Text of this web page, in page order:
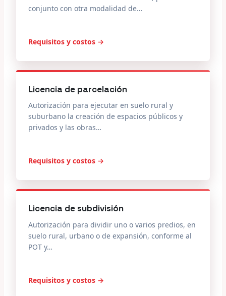
conjunto con otra modalidad de…
Requisitos y costos →
Licencia de parcelación
Autorización para ejecutar en suelo rural y
suburbano la creación de espacios públicos y
privados y las obras…
Requisitos y costos →
Licencia de subdivisión
Autorización para dividir uno o varios predios, en
suelo rural, urbano o de expansión, conforme al
POT y…
Requisitos y costos →